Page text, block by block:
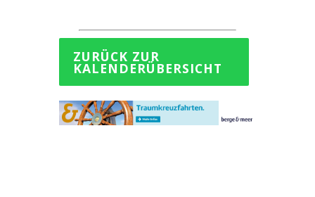
ZURÜCK ZUR
KALENDERÜBERSICHT